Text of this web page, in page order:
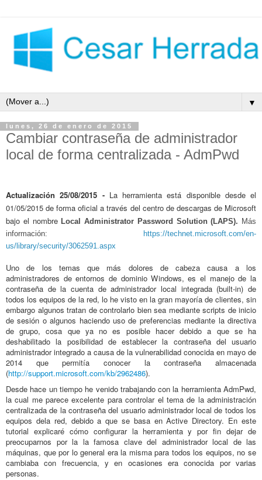
▼
lunes, 26 de enero de 2015
Cambiar contraseña de administrador
local de forma centralizada - AdmPwd
Actualización 25/08/2015 - La herramienta está disponible desde el
01/05/2015 de forma oficial a través del centro de descargas de Microsoft
bajo el nombre Local Administrator Password Solution (LAPS). Más
información:
https://technet.microsoft.com/en-
us/library/security/3062591.aspx
Uno de los temas que más dolores de cabeza causa a los
administradores de entornos de dominio Windows, es el manejo de la
contraseña de la cuenta de administrador local integrada (built-in) de
todos los equipos de la red, lo he visto en la gran mayoría de clientes, sin
embargo algunos tratan de controlarlo bien sea mediante scripts de inicio
de sesión o algunos haciendo uso de preferencias mediante la directiva
de grupo, cosa que ya no es posible hacer debido a que se ha
deshabilitado la posibilidad de establecer la contraseña del usuario
administrador integrado a causa de la vulnerabilidad conocida en mayo de
2014 que permitía conocer la contraseña almacenada
(http://support.microsoft.com/kb/2962486).
Desde hace un tiempo he venido trabajando con la herramienta AdmPwd,
la cual me parece excelente para controlar el tema de la administración
centralizada de la contraseña del usuario administrador local de todos los
equipos dela red, debido a que se basa en Active Directory. En este
tutorial explicaré cómo configurar la herramienta y por fin dejar de
preocuparnos por la la famosa clave del administrador local de las
máquinas, que por lo general era la misma para todos los equipos, no se
cambiaba con frecuencia, y en ocasiones era conocida por varias
personas.